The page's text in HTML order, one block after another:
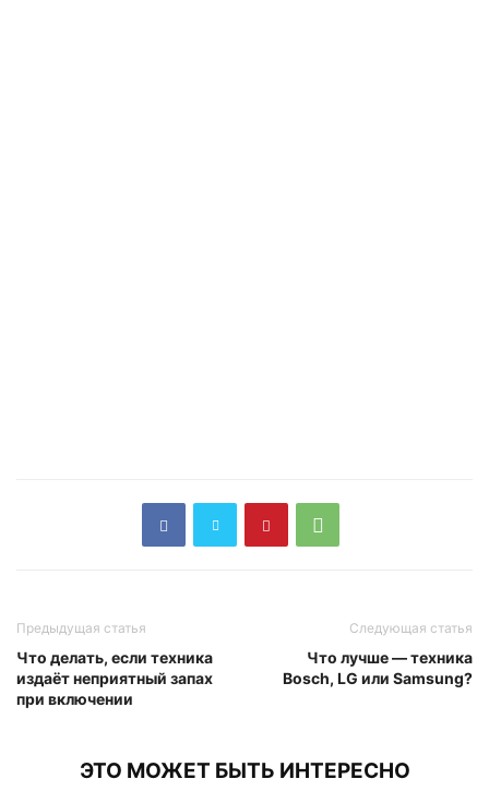
Предыдущая статья
Что делать, если техника
издаёт неприятный запах
при включении
Следующая статья
Что лучше — техника
Bosch, LG или Samsung?
ЭТО МОЖЕТ БЫТЬ ИНТЕРЕСНО